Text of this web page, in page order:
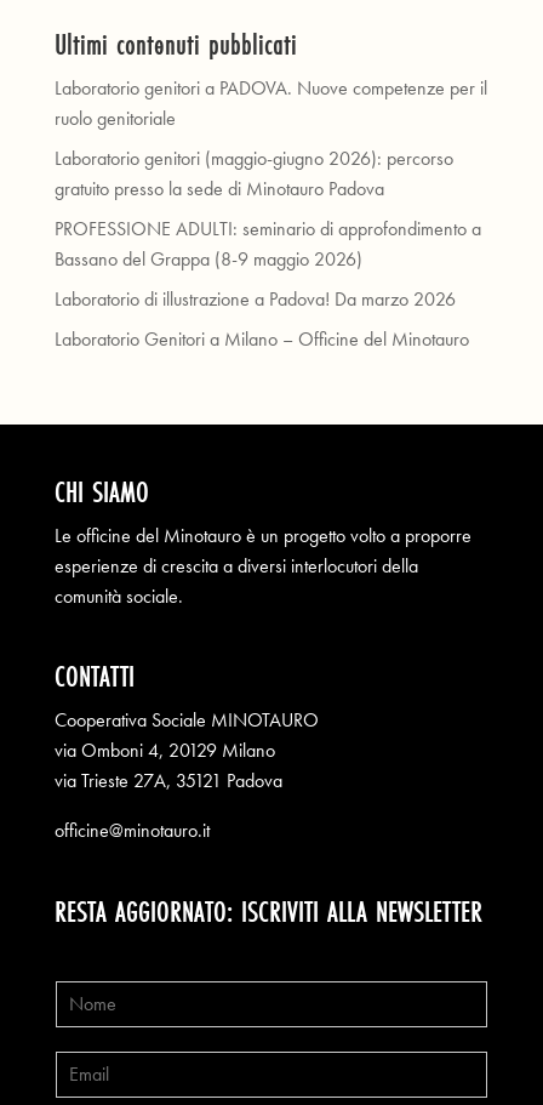
Ultimi contenuti pubblicati
Laboratorio genitori a PADOVA. Nuove competenze per il
ruolo genitoriale
Laboratorio genitori (maggio-giugno 2026): percorso
gratuito presso la sede di Minotauro Padova
PROFESSIONE ADULTI: seminario di approfondimento a
Bassano del Grappa (8-9 maggio 2026)
Laboratorio di illustrazione a Padova! Da marzo 2026
Laboratorio Genitori a Milano – Officine del Minotauro
CHI SIAMO
Le officine del Minotauro è un progetto volto a proporre
esperienze di crescita a diversi interlocutori della
comunità sociale.
CONTATTI
Cooperativa Sociale MINOTAURO
via Omboni 4, 20129 Milano
via Trieste 27A, 35121 Padova
officine@minotauro.it
RESTA AGGIORNATO: ISCRIVITI ALLA NEWSLETTER